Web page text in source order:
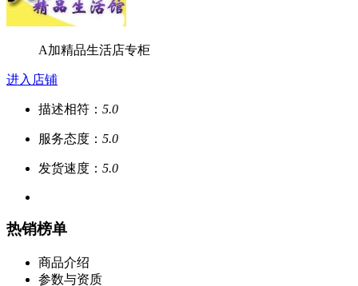
A加精品生活店专柜
进入店铺
描述相符： 5.0
服务态度： 5.0
发货速度： 5.0
热销榜单
商品介绍
参数与资质